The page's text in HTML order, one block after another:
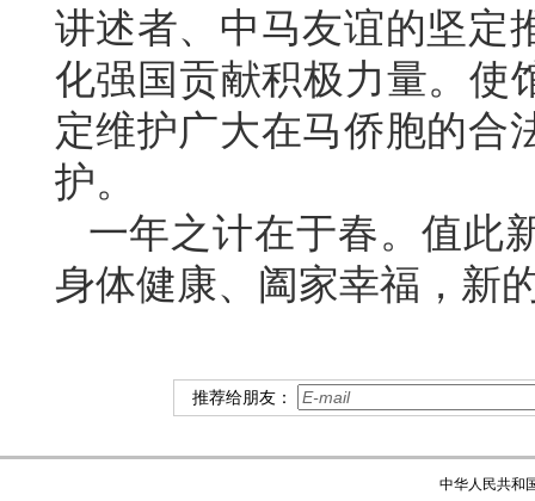
讲述者、中马友谊的坚定
化强国贡献积极力量。使
定维护广大在马侨胞的合
护。
一年之计在于春。值此
身体健康、阖家幸福，新
推荐给朋友：
中华人民共和